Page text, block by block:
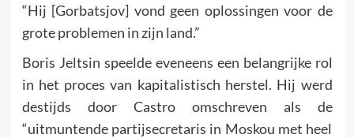
“Hij [Gorbatsjov] vond geen oplossingen voor de
grote problemen in zijn land.”
Boris Jeltsin speelde eveneens een belangrijke rol
in het proces van kapitalistisch herstel. Hij werd
destijds door Castro omschreven als de
“uitmuntende partijsecretaris in Moskou met heel